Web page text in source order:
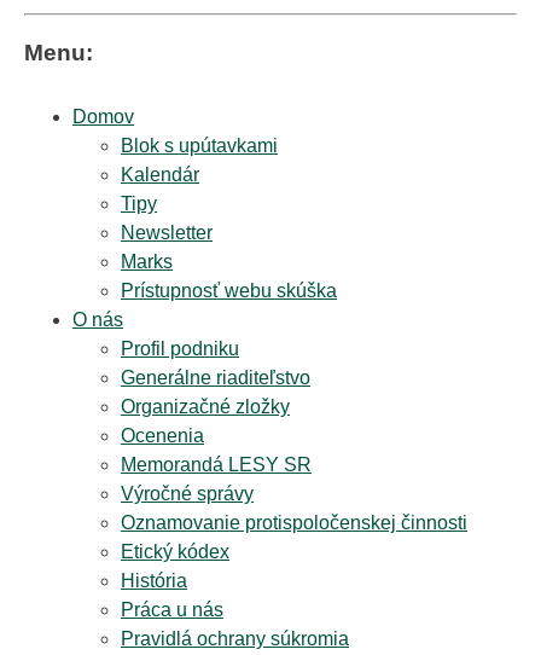
Menu:
Domov
Blok s upútavkami
Kalendár
Tipy
Newsletter
Marks
Prístupnosť webu skúška
O nás
Profil podniku
Generálne riaditeľstvo
Organizačné zložky
Ocenenia
Memorandá LESY SR
Výročné správy
Oznamovanie protispoločenskej činnosti
Etický kódex
História
Práca u nás
Pravidlá ochrany súkromia